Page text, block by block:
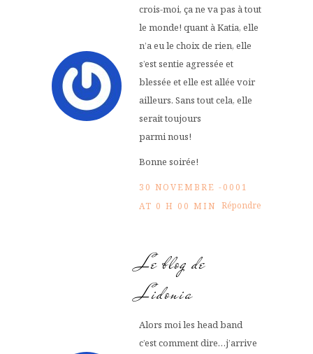
crois-moi, ça ne va pas à tout
le monde! quant à Katia, elle
n’a eu le choix de rien, elle
s’est sentie agressée et
blessée et elle est allée voir
ailleurs. Sans tout cela, elle
serait toujours
parmi nous!
Bonne soirée!
30 NOVEMBRE -0001
AT 0 H 00 MIN Répondre
Le blog de
Lidonia
Alors moi les head band
c’est comment dire…j’arrive